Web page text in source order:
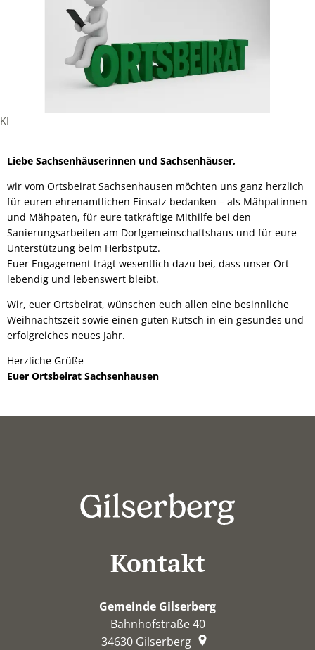
KI
Liebe Sachsenhäuserinnen und Sachsenhäuser,
wir vom Ortsbeirat Sachsenhausen möchten uns ganz herzlich
für euren ehrenamtlichen Einsatz bedanken – als Mähpatinnen
und Mähpaten, für eure tatkräftige Mithilfe bei den
Sanierungsarbeiten am Dorfgemeinschaftshaus und für eure
Unterstützung beim Herbstputz.
Euer Engagement trägt wesentlich dazu bei, dass unser Ort
lebendig und lebenswert bleibt.
Wir, euer Ortsbeirat, wünschen euch allen eine besinnliche
Weihnachtszeit sowie einen guten Rutsch in ein gesundes und
erfolgreiches neues Jahr.
Herzliche Grüße
Euer Ortsbeirat Sachsenhausen
Kontakt
Gemeinde Gilserberg
Bahnhofstraße 40
34630 Gilserberg